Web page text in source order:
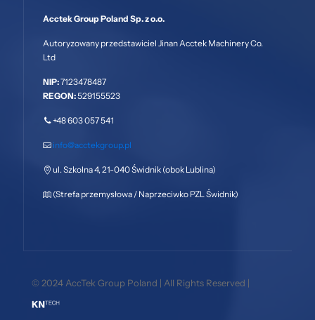
Acctek Group Poland Sp. z o.o.
Autoryzowany przedstawiciel Jinan Acctek Machinery Co.
Ltd
NIP:7123478487
REGON:529155523
+48 603 057 541
info@acctekgroup.pl
ul. Szkolna 4, 21-040 Świdnik (obok Lublina)
(Strefa przemysłowa / Naprzeciwko PZL Świdnik)
© 2024 AccTek Group Poland | All Rights Reserved |